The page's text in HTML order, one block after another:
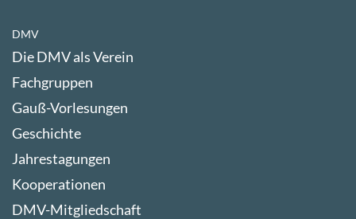
DMV
Die DMV als Verein
Fachgruppen
Gauß-Vorlesungen
Geschichte
Jahrestagungen
Kooperationen
DMV-Mitgliedschaft